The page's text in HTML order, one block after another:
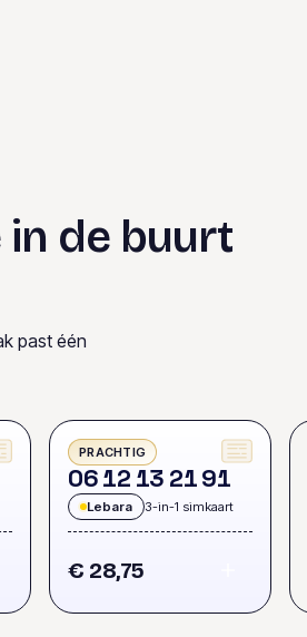
de buurt
past één
PRACHTIG
0612 13 2191
Lebara 3-in-1 simkaart
€ 28,75